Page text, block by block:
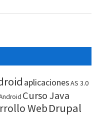
aplicacionesAS 3.0
Curso Java
WebDrupal